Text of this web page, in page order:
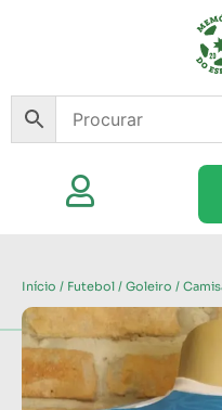
Início / Futebol / Goleiro /